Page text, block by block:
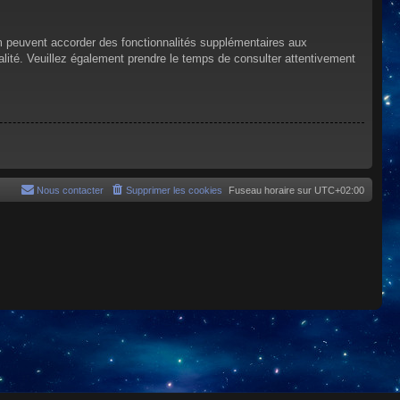
accorder des fonctionnalités supplémentaires aux
Veuillez également prendre le temps de consulter attentivement
Fuseau horaire sur UTC+02:00
Supprimer les cookies
Nous contacter